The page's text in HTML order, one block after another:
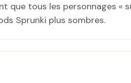
que tous les personnages «
Sprunki plus sombres.